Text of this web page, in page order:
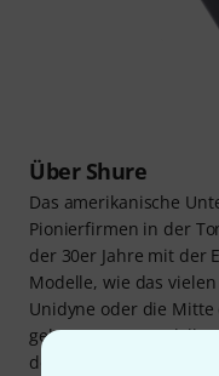
Über Shure
Das amerikanische
Pionierfirmen in der
der 30er Jahre mit der
Modelle, wie das
Unidyne oder die
gekommenen Modelle
der Livetontechnik